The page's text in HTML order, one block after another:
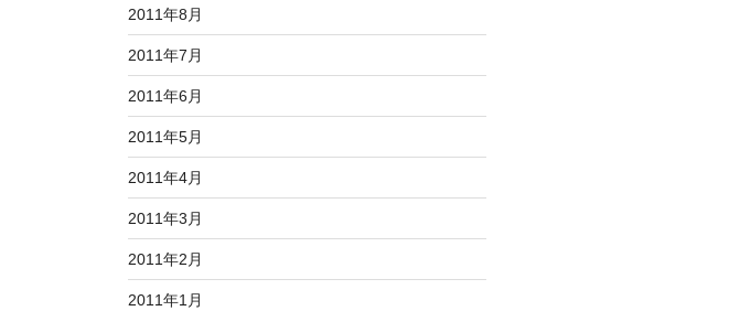
2011年8月
2011年7月
2011年6月
2011年5月
2011年4月
2011年3月
2011年2月
2011年1月